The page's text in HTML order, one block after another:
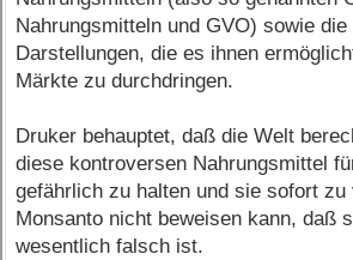
Nahrungsmitteln und GVO) sowie
Darstellungen, die es ihnen
Märkte zu durchdringen.
Druker behauptet, daß die Welt
diese kontroversen Nahrungsmittel
gefährlich zu halten und sie sofort zu
Monsanto nicht beweisen kann, daß
wesentlich falsch ist.